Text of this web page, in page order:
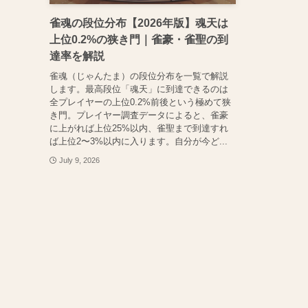
雀魂の段位分布【2026年版】魂天は
上位0.2%の狭き門｜雀豪・雀聖の到
達率を解説
雀魂（じゃんたま）の段位分布を一覧で解説
します。最高段位「魂天」に到達できるのは
全プレイヤーの上位0.2%前後という極めて狭
き門。プレイヤー調査データによると、雀豪
に上がれば上位25%以内、雀聖まで到達すれ
ば上位2〜3%以内に入ります。自分が今ど...
July 9, 2026